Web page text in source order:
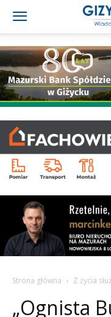
Strona główna Z życia
„Ognista